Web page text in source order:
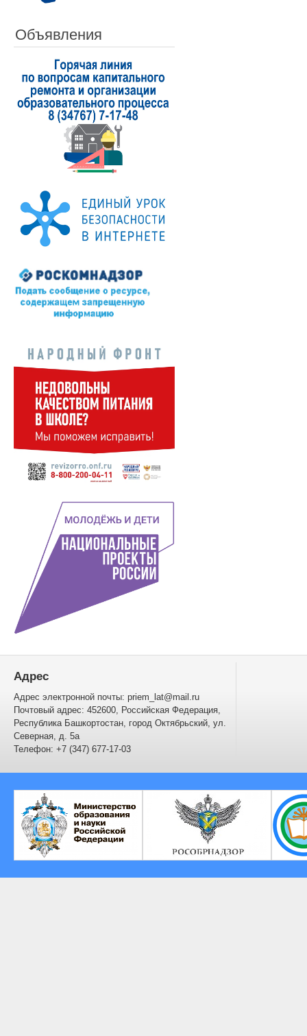
Объявления
Адрес
Адрес электронной почты: priem_lat@mail.ru
Почтовый адрес: 452600, Российская Федерация,
Республика Башкортостан, город Октябрьский, ул.
Северная, д. 5а
Телефон: +7 (347) 677-17-03